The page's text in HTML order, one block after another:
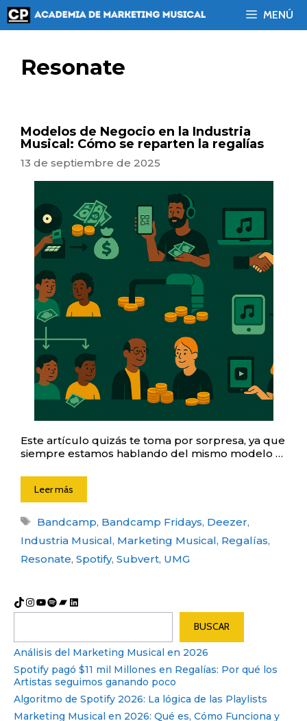
Saltar
al
contenido
MENÚ
Resonate
Modelos de Negocio en la Industria
Musical: Cómo se reparten la regalías
13 de septiembre de 2025
Este artículo quizás te toma por sorpresa, ya que
siempre estamos hablando del mismo modelo …
Leer más
Etiquetas
Bandcamp, Bandcamp Fridays, Deezer,
Industria Musical, Marketing Musical, Regalías,
Resonate, Spotify, Subvert, UMG
TikTok
Instagram
YouTube
Spotify
Bandcamp
LinkedIn
BUSCAR
Análisis del Marketing Musical en 2026
Spotify pagó $11 mil Millones en Regalías: Por qué los
Artistas seguimos ganando poco
Algoritmo de Spotify 2026: La lógica de las Playlists
Marketing Musical en 2026: Qué es, Cómo Funciona y